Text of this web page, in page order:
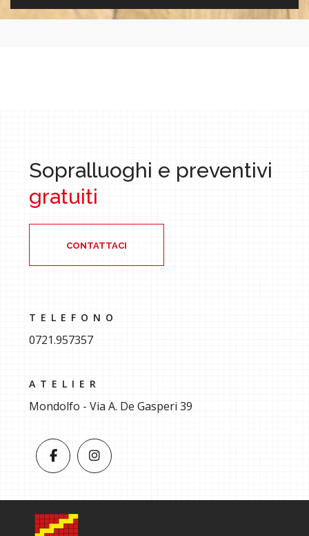
Sopralluoghi e preventivi
gratuiti
CONTATTACI
TELEFONO
0721.957357
ATELIER
Mondolfo - Via A. De Gasperi 39